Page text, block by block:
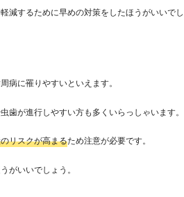
減するために早めの対策をしたほうがいいでし
病に罹りやすいといえます。
歯が進行しやすい方も多くいらっしゃいます。
リスクが高まるため注意が必要です。
がいいでしょう。